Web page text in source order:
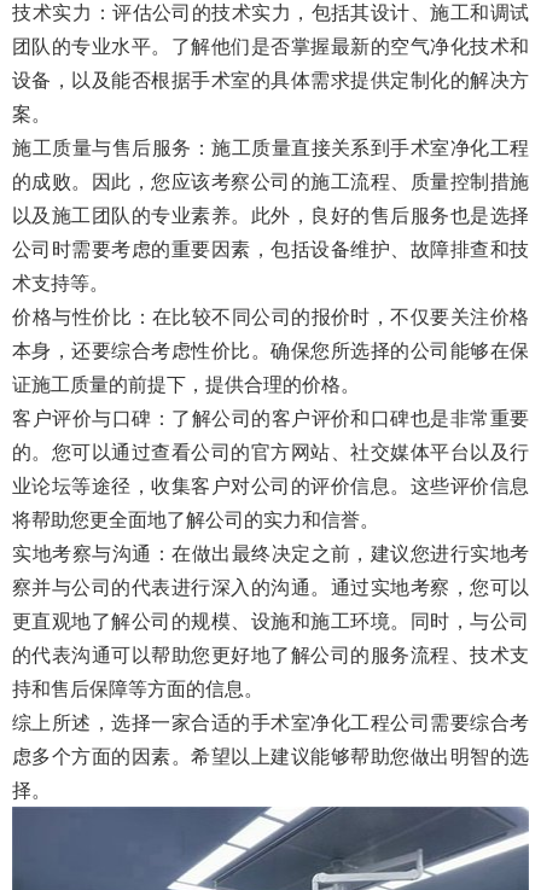
技术实力 ‌：评估公司的技术实力，包括其设计、施工和调试
团队的专业水平。了解他们是否掌握最新的空气净化技术和
设备，以及能否根据手术室的具体需求提供定制化的解决方
案。
施工质量与售后服务 ‌：施工质量直接关系到手术室净化工程
的成败。因此，您应该考察公司的施工流程、质量控制措施
以及施工团队的专业素养。此外，良好的售后服务也是选择
公司时需要考虑的重要因素，包括设备维护、故障排查和技
术支持等。
价格与性价比 ‌：在比较不同公司的报价时，不仅要关注价格
本身，还要综合考虑性价比。确保您所选择的公司能够在保
证施工质量的前提下，提供合理的价格。
客户评价与口碑 ‌：了解公司的客户评价和口碑也是非常重要
的。您可以通过查看公司的官方网站、社交媒体平台以及行
业论坛等途径，收集客户对公司的评价信息。这些评价信息
将帮助您更全面地了解公司的实力和信誉。
实地考察与沟通 ‌：在做出最终决定之前，建议您进行实地考
察并与公司的代表进行深入的沟通。通过实地考察，您可以
更直观地了解公司的规模、设施和施工环境。同时，与公司
的代表沟通可以帮助您更好地了解公司的服务流程、技术支
持和售后保障等方面的信息。
综上所述，选择一家合适的手术室净化工程公司需要综合考
虑多个方面的因素。希望以上建议能够帮助您做出明智的选
择。